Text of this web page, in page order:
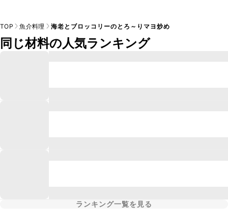
TOP 魚介料理 海老とブロッコリーのとろ～りマヨ炒め
同じ材料の人気ランキング
ランキング一覧を見る